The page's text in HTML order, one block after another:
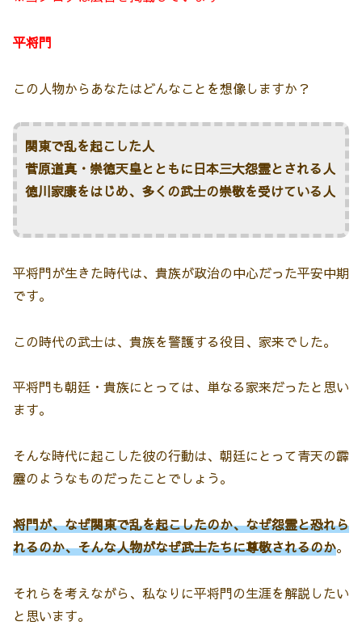
平将門
この人物からあなたはどんなことを想像しますか？
関東で乱を起こした人
菅原道真・崇徳天皇とともに日本三大怨霊とされる人
徳川家康をはじめ、多くの武士の崇敬を受けている人
平将門が生きた時代は、貴族が政治の中心だった平安中期
です。
この時代の武士は、貴族を警護する役目、家来でした。
平将門も朝廷・貴族にとっては、単なる家来だったと思い
ます。
そんな時代に起こした彼の行動は、朝廷にとって青天の霹
靂のようなものだったことでしょう。
将門が、なぜ関東で乱を起こしたのか、なぜ怨霊と恐れら
れるのか、そんな人物がなぜ武士たちに尊敬されるのか。
それらを考えながら、私なりに平将門の生涯を解説したい
と思います。